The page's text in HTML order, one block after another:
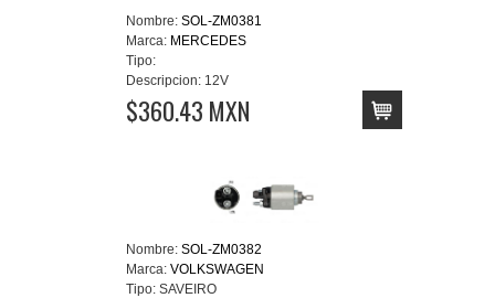
Nombre: SOL-ZM0381
Marca: MERCEDES
Tipo:
Descripcion: 12V
$360.43 MXN
Nombre: SOL-ZM0382
Marca: VOLKSWAGEN
Tipo: SAVEIRO